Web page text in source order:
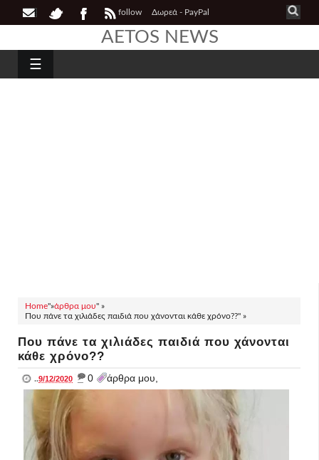
follow Δωρεά - PayPal
AETOS NEWS
☰
Home"»άρθρα μου" »
Που πάνε τα χιλιάδες παιδιά που χάνονται κάθε χρόνο??" »
Που πάνε τα χιλιάδες παιδιά που χάνονται
κάθε χρόνο??
..9/12/2020 _ 0 άρθρα μου,